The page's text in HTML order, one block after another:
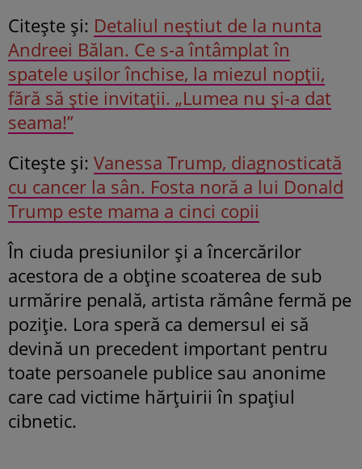
Citeşte şi: Detaliul neștiut de la nunta
Andreei Bălan. Ce s-a întâmplat în
spatele ușilor închise, la miezul nopții,
fără să știe invitații. „Lumea nu și-a dat
seama!”
Citeşte şi: Vanessa Trump, diagnosticată
cu cancer la sân. Fosta noră a lui Donald
Trump este mama a cinci copii
În ciuda presiunilor și a încercărilor
acestora de a obține scoaterea de sub
urmărire penală, artista rămâne fermă pe
poziție. Lora speră ca demersul ei să
devină un precedent important pentru
toate persoanele publice sau anonime
care cad victime hărțuirii în spațiul
cibnetic.